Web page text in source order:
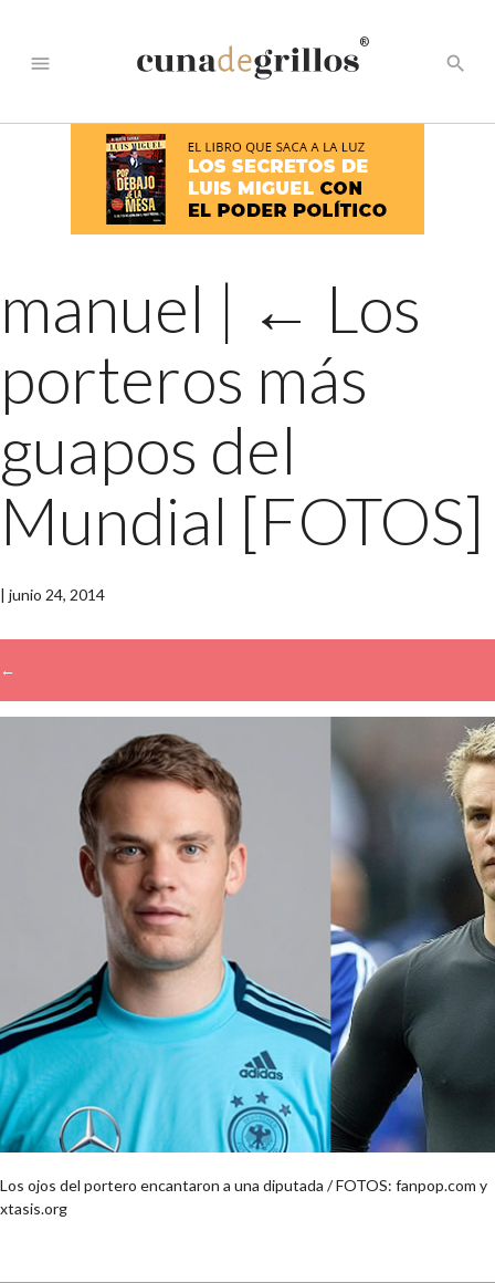
menu
®
search
manuel | ← Los
porteros más
guapos del
Mundial [FOTOS]
| junio 24, 2014
←
Los ojos del portero encantaron a una diputada / FOTOS: fanpop.com y
xtasis.org